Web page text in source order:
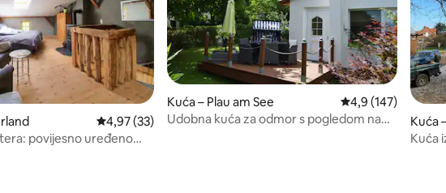
Prosječna ocjena: 4,97/5, recenzija: 33
4,97 (33)
povijesno uređeno
Kuća – Plau am See Prosječna ocjena:
4,9 (147)
Udobna kuća za odmor s pogledom na
Kuća
Kuća